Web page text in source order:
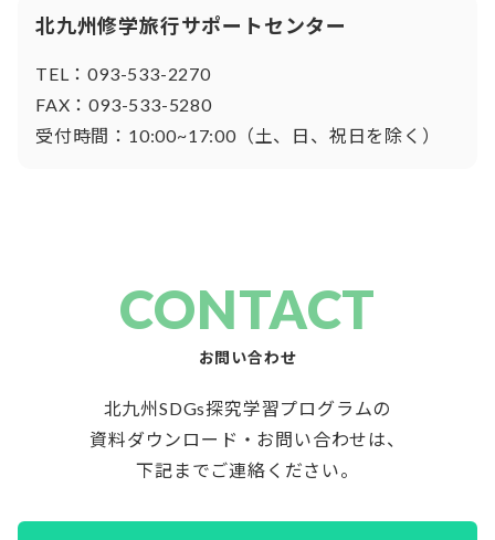
北九州修学旅行サポートセンター
TEL：093-533-2270
FAX：093-533-5280
受付時間：10:00~17:00（土、日、祝日を除く）
CONTACT
お問い合わせ
北九州SDGs探究学習プログラムの
資料ダウンロード・お問い合わせは、
下記までご連絡ください。